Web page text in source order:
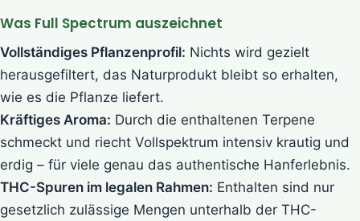
Was Full Spectrum auszeichnet
Vollständiges Pflanzenprofil: Nichts wird gezielt
herausgefiltert, das Naturprodukt bleibt so erhalten,
wie es die Pflanze liefert.
Kräftiges Aroma: Durch die enthaltenen Terpene
schmeckt und riecht Vollspektrum intensiv krautig und
erdig – für viele genau das authentische Hanferlebnis.
THC-Spuren im legalen Rahmen: Enthalten sind nur
gesetzlich zulässige Mengen unterhalb der THC-